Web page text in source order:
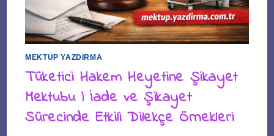
MEKTUP YAZDIRMA
Tüketici Hakem Heyetine Şikayet
Mektubu | İade ve Şikayet
Sürecinde Etkili Dilekçe Örnekleri